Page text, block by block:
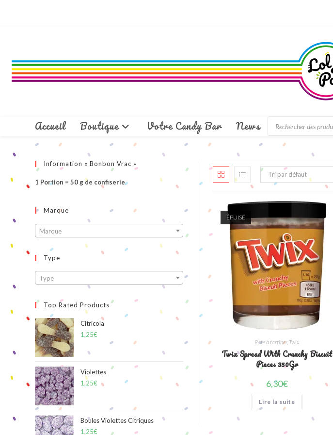
Accueil Boutique Votre Candy Bar News
de
produits
Tri par défaut
ÉPUISÉ
Pate à tartiner, Twix
Twix Spread With Crunchy Biscuit
Pieces 350Gr
6,30€
Lire la suite
Information « Bonbon Vrac »
1 Portion = 50 g de confiserie
Marque
Marque
Type
Type
Top Rated Products
Citricola
1,25€
Violettes
1,25€
Boules Violettes Citriques
1,25€